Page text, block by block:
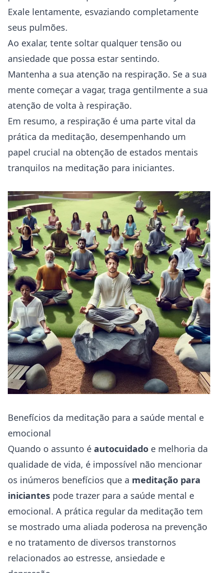
Exale lentamente, esvaziando completamente
seus pulmões.
Ao exalar, tente soltar qualquer tensão ou
ansiedade que possa estar sentindo.
Mantenha a sua atenção na respiração. Se a sua
mente começar a vagar, traga gentilmente a sua
atenção de volta à respiração.
Em resumo, a respiração é uma parte vital da
prática da meditação, desempenhando um
papel crucial na obtenção de estados mentais
tranquilos na meditação para iniciantes.
Benefícios da meditação para a saúde mental e
emocional
Quando o assunto é autocuidado e melhoria da
qualidade de vida, é impossível não mencionar
os inúmeros benefícios que a meditação para
iniciantes pode trazer para a saúde mental e
emocional. A prática regular da meditação tem
se mostrado uma aliada poderosa na prevenção
e no tratamento de diversos transtornos
relacionados ao estresse, ansiedade e